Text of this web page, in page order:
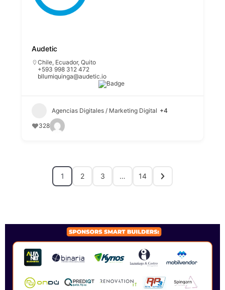
Audetic
Chile, Ecuador,Quito
+593 998 312 472
bllumiquinga@audetic.io
Agencias Digitales / Marketing Digital +4
328
1 2 3 … 14